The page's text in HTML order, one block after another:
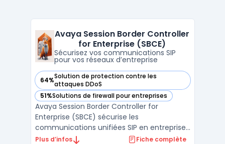
Avaya Session Border Controller
for Enterprise (SBCE)
Sécurisez vos communications SIP
pour vos réseaux d’entreprise
64%Solution de protection contre les
attaques DDoS
— voir Avaya Session Border Controller for Enterprise
51%Solutions de firewall pour entreprises
— voir Avaya Session Border Controller for Enterprise
Avaya Session Border Controller for
Enterprise (SBCE) sécurise les
communications unifiées SIP en entreprise
et gère les flux entre réseaux internes et
Plus d’infos Fiche complète